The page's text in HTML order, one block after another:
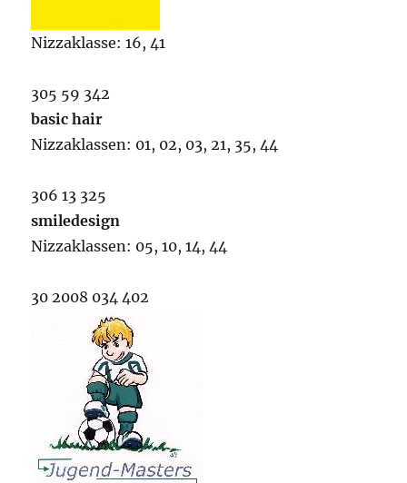
Nizzaklasse: 16, 41
305 59 342
basic hair
Nizzaklassen: 01, 02, 03, 21, 35, 44
306 13 325
smiledesign
Nizzaklassen: 05, 10, 14, 44
30 2008 034 402